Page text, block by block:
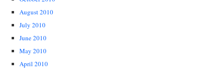
August 2010
July 2010
June 2010
May 2010
April 2010